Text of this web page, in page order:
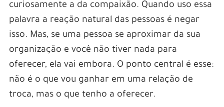
curiosamente a da compaixão. Quando uso essa
palavra a reação natural das pessoas é negar
isso. Mas, se uma pessoa se aproximar da sua
organização e você não tiver nada para
oferecer, ela vai embora. O ponto central é esse:
não é o que vou ganhar em uma relação de
troca, mas o que tenho a oferecer.